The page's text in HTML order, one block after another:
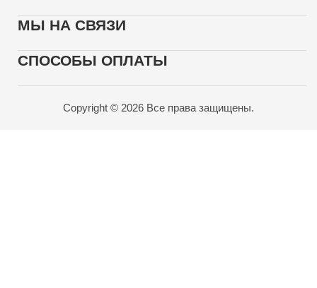
МЫ НА СВЯЗИ
СПОСОБЫ ОПЛАТЫ
Copyright © 2026 Все права защищены.